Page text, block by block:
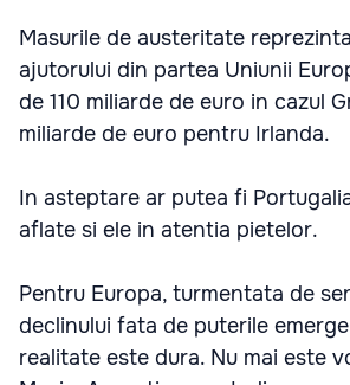
Masurile de austeritate
ajutorului din partea Uniunii
de 110 miliarde de euro in cazul
miliarde de euro pentru Irlanda.
In asteptare ar putea fi
aflate si ele in atentia pietelor.
Pentru Europa, turmentata de
declinului fata de puterile
realitate este dura. Nu mai este